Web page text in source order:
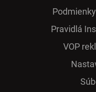
Pra­vidlá
VOP